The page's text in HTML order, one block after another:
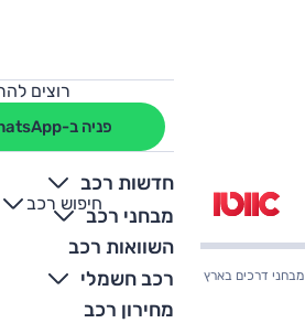
רוצים
פניה ב-WhatsApp
חדשות רכב
מבחני רכב
השוואות רכב
רכב חשמלי
מחירון רכב
חיפוש רכב
+
-
מבחני דרכים בארץ יונדאי איוניק 5 – מבחן דרכים (מתיחת פנים, 'לימיטד')